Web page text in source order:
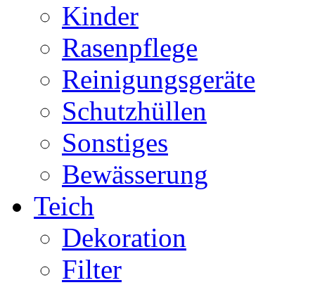
Kinder
Rasenpflege
Reinigungsgeräte
Schutzhüllen
Sonstiges
Bewässerung
Teich
Dekoration
Filter